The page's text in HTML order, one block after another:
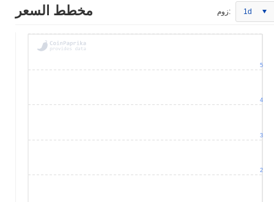
مخطط السعر زوم: 1d
2
3
4
5